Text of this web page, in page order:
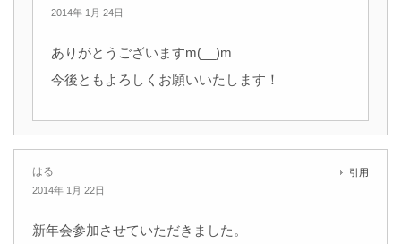
2014年 1月 24日
ありがとうございますm(__)m
今後ともよろしくお願いいたします！
はる
2014年 1月 22日
引用
新年会参加させていただきました。